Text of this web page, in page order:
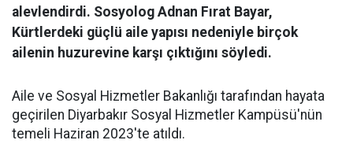
alevlendirdi. Sosyolog Adnan Fırat Bayar,
Kürtlerdeki güçlü aile yapısı nedeniyle birçok
ailenin huzurevine karşı çıktığını söyledi.
Aile ve Sosyal Hizmetler Bakanlığı tarafından hayata
geçirilen Diyarbakır Sosyal Hizmetler Kampüsü'nün
temeli Haziran 2023'te atıldı.